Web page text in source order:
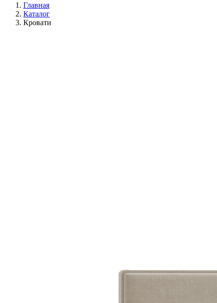
Главная
Каталог
Кровати